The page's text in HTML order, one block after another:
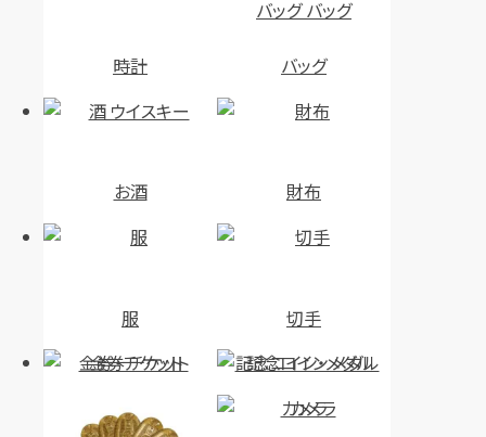
コラボ 2WAYハンドバッグ
633587
ハンドバッグ
95231
バッグ
時計 バッグ
お酒 財布
服
切手
金券・チケット
記念コイン・メダル
カメラ